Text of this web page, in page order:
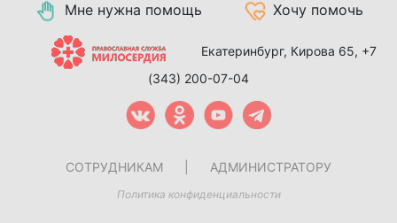
Мне нужна помощь Хочу помочь
Екатеринбург, Кирова 65, +7
(343) 200-07-04
СОТРУДНИКАМ АДМИНИСТРАТОРУ
Политика конфиденциальности